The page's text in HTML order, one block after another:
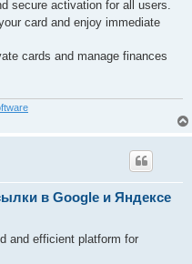
secure activation for all users.
card and enjoy immediate
cards and manage finances
в Google и Яндексе
and efficient platform for